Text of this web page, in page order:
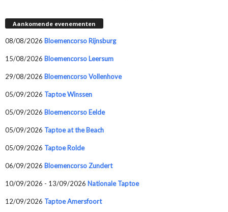
Aankomende evenementen
08/08/2026 Bloemencorso Rijnsburg
15/08/2026 Bloemencorso Leersum
29/08/2026 Bloemencorso Vollenhove
05/09/2026 Taptoe Winssen
05/09/2026 Bloemencorso Eelde
05/09/2026 Taptoe at the Beach
05/09/2026 Taptoe Rolde
06/09/2026 Bloemencorso Zundert
10/09/2026 - 13/09/2026 Nationale Taptoe
12/09/2026 Taptoe Amersfoort